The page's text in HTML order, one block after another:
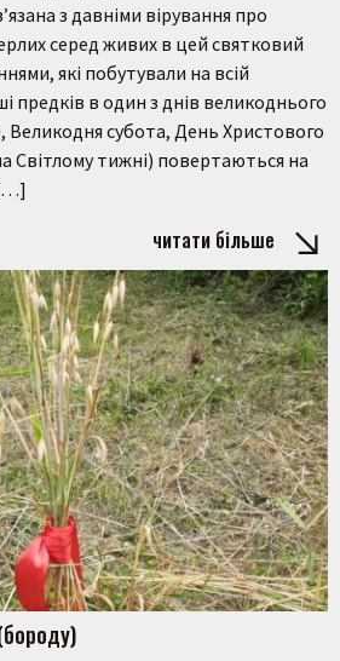
з давніми вірування про
серед живих в цей святковий
які побутували на всій
предків в один з днів великоднього
субота, День Христового
Світлому тижні) повертаються на
читати більше